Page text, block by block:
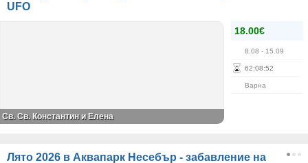
UFO
18.00€
8.08 - 15.09
62:08:52
Варна
Св. Св. Константин и Елена
Лято 2026 в Аквапарк Несебър - забавление на